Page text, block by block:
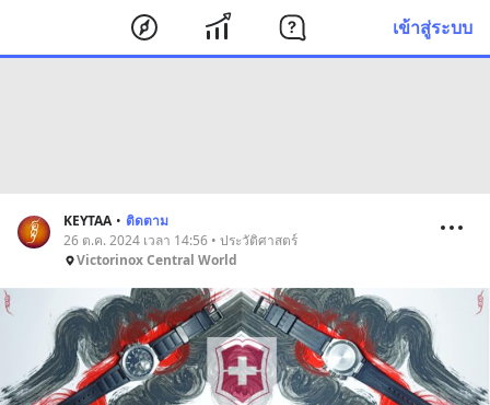
เข้าสู่ระบบ
KEYTAA • ติดตาม
26 ต.ค. 2024 เวลา 14:56 • ประวัติศาสตร์
Victorinox Central World